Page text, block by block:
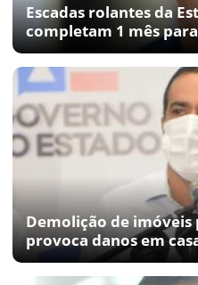
Escadas rolantes da
completam 1 mês
Demolição de
provoca danos em